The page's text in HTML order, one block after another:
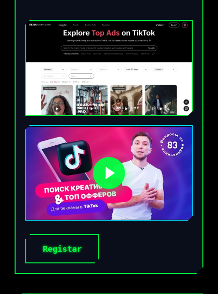
Registar